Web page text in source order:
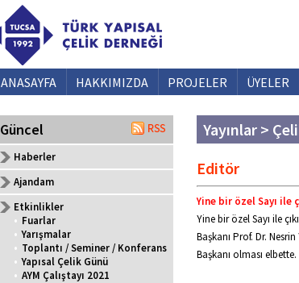
ANASAYFA HAKKIMIZDA PROJELER ÜYELER
Güncel
Haberler
Ajandam
Etkinlikler
• Fuarlar
• Yarışmalar
• Toplantı / Seminer / Konferans
• Yapısal Çelik Günü
• AYM Çalıştayı 2021
Yayınlar >
Editör
Yine bir özel Sayı ile
Yine bir özel Sayı ile
Başkanı Prof. Dr.
Başkanı olması elbette.